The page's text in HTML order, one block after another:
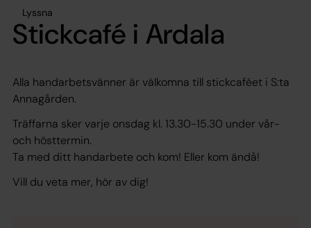
Lyssna
Stickcafé i Ardala
Alla handarbetsvänner är välkomna till stickcaféet i S:ta
Annagården.
Träffarna sker varje onsdag kl. 13.30-15.30 under vår-
och hösttermin.
Ta med ditt handarbete och kom! Eller kom ändå!
Vill du veta mer, hör av dig!